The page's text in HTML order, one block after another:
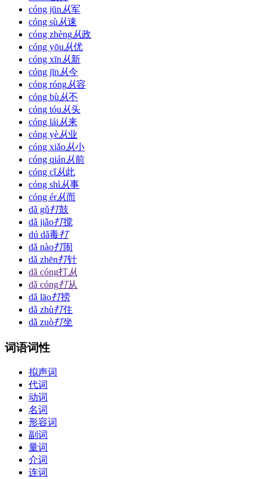
cóng jūn从军
cóng sù从速
cóng zhèng从政
cóng yōu从优
cóng xīn从新
cóng jīn从今
cóng róng从容
cóng bù从不
cóng tóu从头
cóng lái从来
cóng yè从业
cóng xiǎo从小
cóng qián从前
cóng cǐ从此
cóng shì从事
cóng ér从而
dǎ gǔ打鼓
dǎ jiǎo打搅
dú dǎ毒打
dǎ nào打闹
dǎ zhēn打针
dǎ cóng打从
dǎ cóng打从
dǎ lāo打捞
dǎ zhù打住
dǎ zuò打坐
词语词性
拟声词
代词
动词
名词
形容词
副词
量词
介词
连词